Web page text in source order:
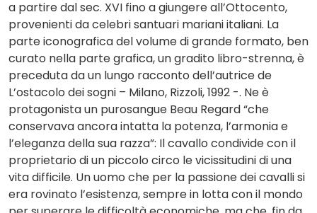
a partire dal sec. XVI fino a giungere all’Ottocento,
provenienti da celebri santuari mariani italiani. La
parte iconografica del volume di grande formato, ben
curato nella parte grafica, un gradito libro-strenna, è
preceduta da un lungo racconto dell’autrice de
L’ostacolo dei sogni – Milano, Rizzoli, 1992 -. Ne è
protagonista un purosangue Beau Regard “che
conservava ancora intatta la potenza, l’armonia e
l’eleganza della sua razza”: Il cavallo condivide con il
proprietario di un piccolo circo le vicissitudini di una
vita difficile. Un uomo che per la passione dei cavalli si
era rovinato l’esistenza, sempre in lotta con il mondo